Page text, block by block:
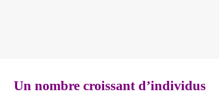
Un nombre croissant d’individus